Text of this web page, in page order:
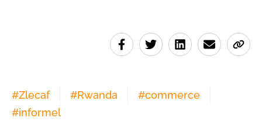
#Zlecaf #Rwanda #commerce
#informel